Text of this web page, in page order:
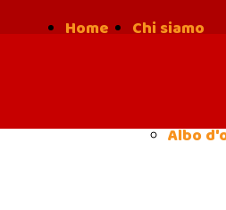
Home
Chi siamo
Albo